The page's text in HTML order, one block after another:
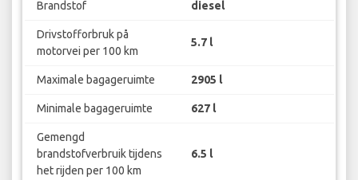
Brandstof diesel
Drivstofforbruk på
motorvei per 100 km
5.7 l
Maximale bagageruimte 2905 l
Minimale bagageruimte 627 l
Gemengd
brandstofverbruik tijdens
het rijden per 100 km
6.5 l